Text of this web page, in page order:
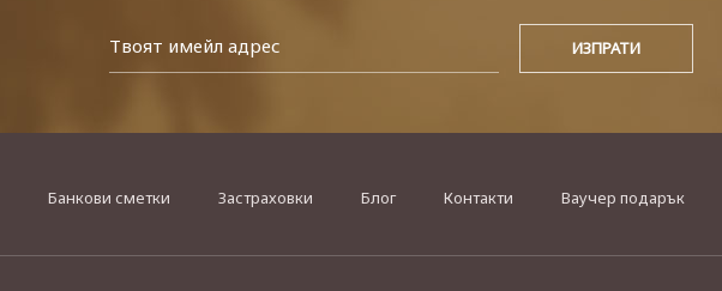
Банкови сметки Застраховки Блог Контакти Ваучер подарък